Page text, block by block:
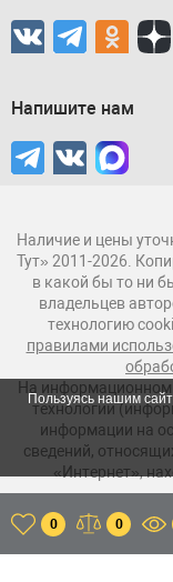
Напишите нам
Наличие и цены
Тут» 2011-2026.
в какой бы то ни
владельцев
технологию
правилами
На информационном
технологии
информации на
сведений,
«Интернет»,
0 0
Пользуясь нашим